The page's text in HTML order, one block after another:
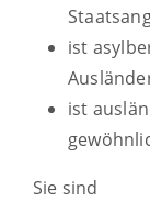
ist
ist
Sie sind